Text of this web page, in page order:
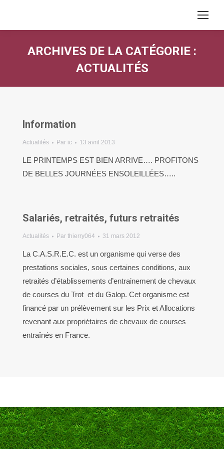
ARCHIVES DE LA CATÉGORIE :
ACTUALITÉS
Information
Actualités Par ic 13 avril 2013
LE PRINTEMPS EST BIEN ARRIVE…. PROFITONS
DE BELLES JOURNÉES ENSOLEILLÉES…..
Salariés, retraités, futurs retraités
Actualités Par thierry064 31 mars 2012
La C.A.S.R.E.C. est un organisme qui verse des
prestations sociales, sous certaines conditions, aux
retraités d’établissements d’entrainement de chevaux
de courses du Trot et du Galop. Cet organisme est
financé par un prélèvement sur les Prix et Allocations
revenant aux propriétaires de chevaux de courses
entraînés en France.